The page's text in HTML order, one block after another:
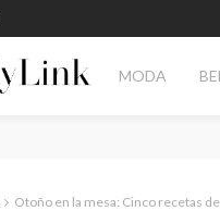
MODA
Otoño en la mesa: Cinco recetas